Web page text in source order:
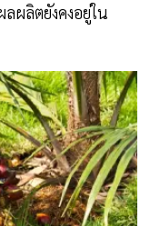
ผลิตยังคงอยู่ใน